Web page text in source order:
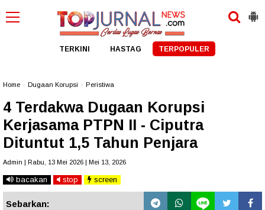
TERKINI HASTAG TERPOPULER
Home Dugaan Korupsi Peristiwa
4 Terdakwa Dugaan Korupsi
Kerjasama PTPN II - Ciputra
Dituntut 1,5 Tahun Penjara
Admin | Rabu, 13 Mei 2026 | Mei 13, 2026
bacakan stop screen
Sebarkan: